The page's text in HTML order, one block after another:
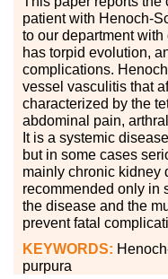
patient with Henoch-
to our department
has torpid evolution,
complications.
vessel vasculitis that
characterized by the
abdominal pain,
It is a systemic
but in some cases
mainly chronic kidney
recommended only in
the disease and the
prevent fatal
KEYWORDS:
purpura